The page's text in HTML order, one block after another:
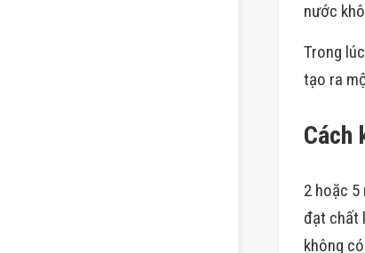
nước
Trong
tạo ra
Cách
2 hoặc
đạt chất
không